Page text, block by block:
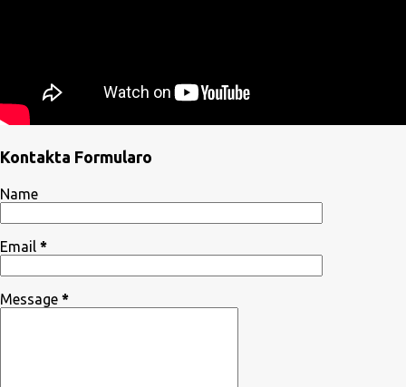
Kontakta Formularo
Name
Email *
Message *